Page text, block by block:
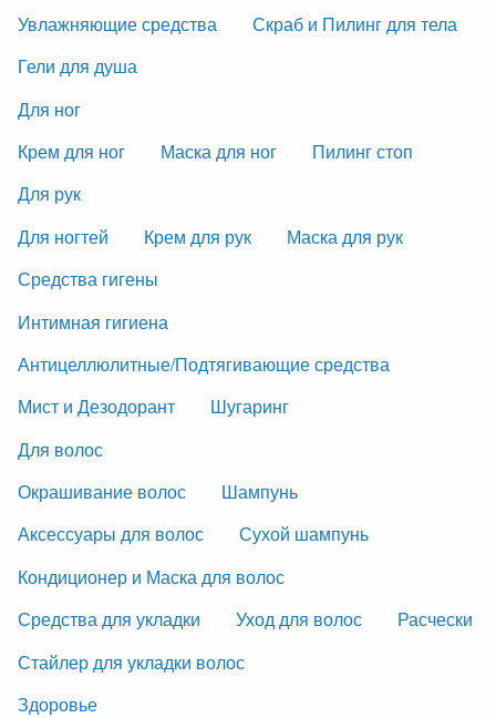
Увлажняющие средства
Скраб и Пилинг для тела
Гели для душа
Для ног
Крем для ног
Маска для ног
Пилинг стоп
Для рук
Для ногтей
Крем для рук
Маска для рук
Средства гигены
Интимная гигиена
Антицеллюлитные/Подтягивающие средства
Мист и Дезодорант
Шугаринг
Для волос
Окрашивание волос
Шампунь
Аксессуары для волос
Сухой шампунь
Кондиционер и Маска для волос
Средства для укладки
Уход для волос
Расчески
Стайлер для укладки волос
Здоровье